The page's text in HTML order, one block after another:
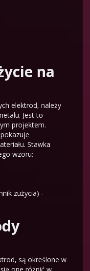
na
elektrod, należy
Jest to
projektem.
Stawka
wzoru:
zużycia) -
są określone w